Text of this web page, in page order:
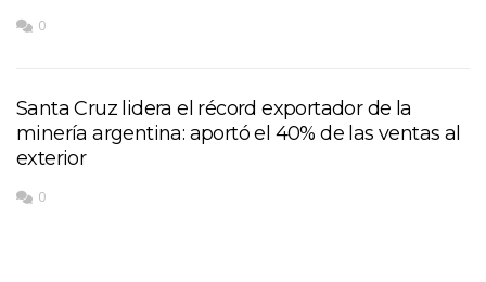
0
Santa Cruz lidera el récord exportador de la
minería argentina: aportó el 40% de las ventas al
exterior
0